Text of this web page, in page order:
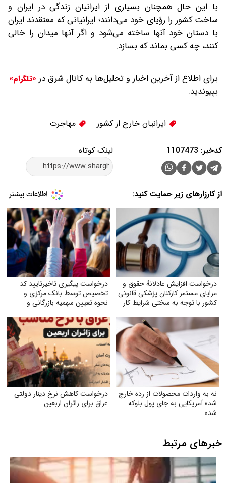
با‌ این‌ حال‌ همچنان بسیاری از ایرانیان زندگی در ایران و
ساخت کشور را رؤیای خود می‌دانند؛ ایرانیانی که معتقد‌ند ایران
با دستان خود آنها ساخته می‌شود و اگر آنها میدان را خالی
کنند،‌ چه کسی بماند که بسازد.
برای اطلاع از آخرین اخبار و تحلیل‌ها به کانال شرق در «تلگرام»
بپیوندید.
ایرانیان خارج از کشور مهاجرت
لینک کوتاه کدخبر: 1107473
از کارزارهای زیر حمایت کنید:
درخواست افزایش عادلانهٔ حقوق و
مزایای مستمر کارکنان پزشکی قانونی
کشور با توجه به سختی شرایط کار
درخواست پیگیری تاخیرتایید کد
تخصیص توسط بانک مرکزی و
نحوه تعیین سهمیه بازرگانی و
نه به واردات محصولات از رده خارج
شده آمریکایی به جای پول بلوکه
شده
درخواست کاهش نرخ دینار دولتی
عراق برای زائران اربعین
خبرهای مرتبط